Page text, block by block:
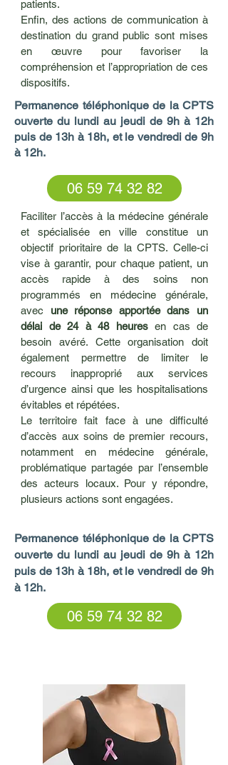
patients.
Enfin, des actions de communication à
destination du grand public sont mises
en œuvre pour favoriser la
compréhension et l’appropriation de ces
dispositifs.
Permanence téléphonique de la CPTS
ouverte du lundi au jeudi de 9h à 12h
puis de 13h à 18h, et le vendredi de 9h
à 12h.
06 59 74 32 82
Faciliter l’accès à la médecine générale
et spécialisée en ville constitue un
objectif prioritaire de la CPTS. Celle-ci
vise à garantir, pour chaque patient, un
accès rapide à des soins non
programmés en médecine générale,
avec une réponse apportée dans un
délai de 24 à 48 heures en cas de
besoin avéré. Cette organisation doit
également permettre de limiter le
recours inapproprié aux services
d’urgence ainsi que les hospitalisations
évitables et répétées.
Le territoire fait face à une difficulté
d’accès aux soins de premier recours,
notamment en médecine générale,
problématique partagée par l’ensemble
des acteurs locaux. Pour y répondre,
plusieurs actions sont engagées.
Permanence téléphonique de la CPTS
ouverte du lundi au jeudi de 9h à 12h
puis de 13h à 18h, et le vendredi de 9h
à 12h.
06 59 74 32 82